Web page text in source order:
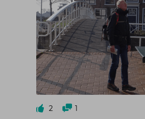
2 1